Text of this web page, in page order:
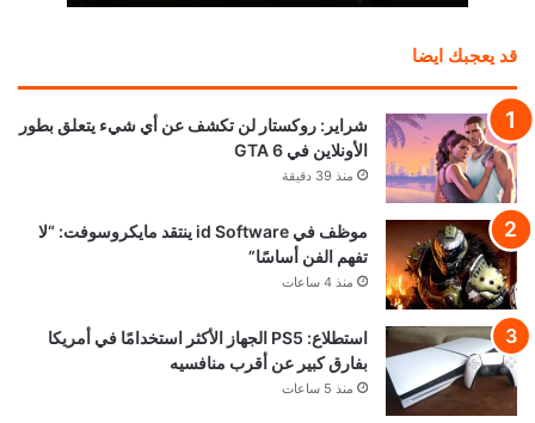
قد يعجبك ايضا
شراير: روكستار لن تكشف عن أي شيء يتعلق بطور
الأونلاين في GTA 6
منذ 39 دقيقة
موظف في id Software ينتقد مايكروسوفت: “لا
تفهم الفن أساسًا”
منذ 4 ساعات
استطلاع: PS5 الجهاز الأكثر استخدامًا في أمريكا
بفارق كبير عن أقرب منافسيه
منذ 5 ساعات